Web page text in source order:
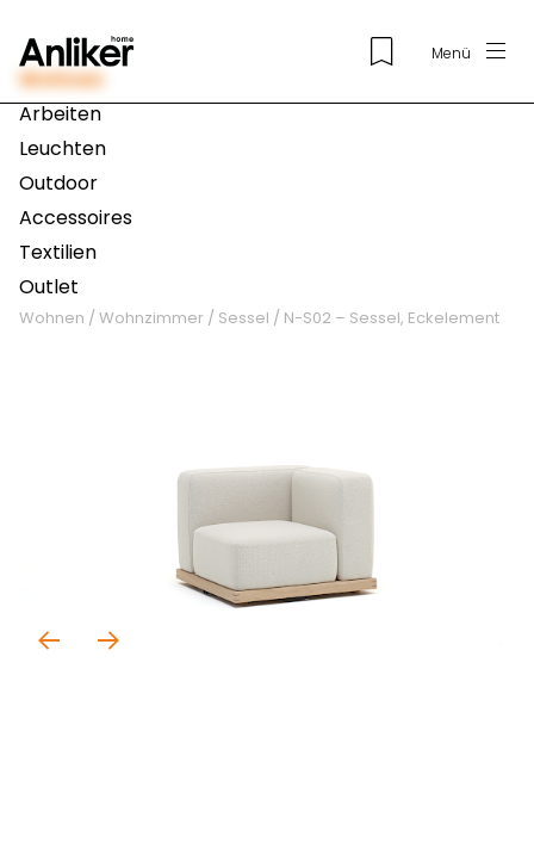
Menü
Wohnen
Arbeiten
Leuchten
Outdoor
Accessoires
Textilien
Outlet
Wohnen / Wohnzimmer / Sessel / N-S02 – Sessel, Eckelement